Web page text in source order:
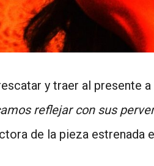
y traer al presente a
reflejar con sus
de la pieza estrenada